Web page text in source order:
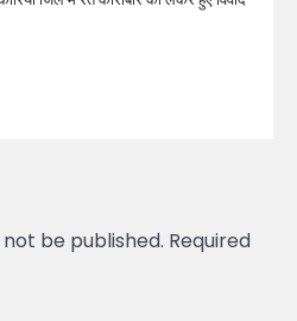
be published. Required